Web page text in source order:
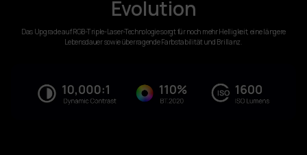
Evolution
Das Upgrade auf RGB-Triple-Laser-Technologie sorgt für noch mehr Helligkeit, eine längere
Lebensdauer sowie überragende Farbstabilität und Brillanz.